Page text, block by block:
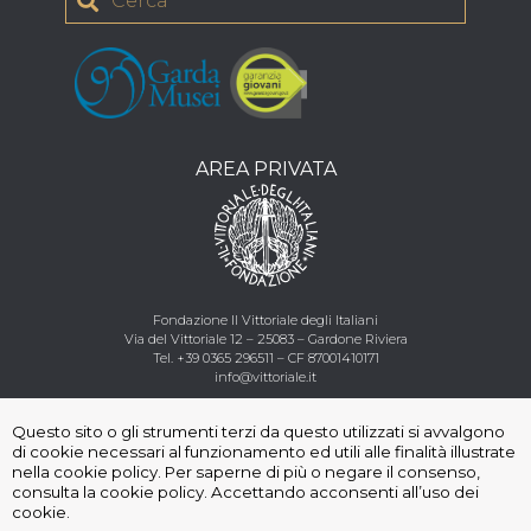
Questo sito o gli strumenti terzi da questo utilizzati si avvalgono
di cookie necessari al funzionamento ed utili alle finalità illustrate
nella cookie policy. Per saperne di più o negare il consenso,
consulta la cookie policy. Accettando acconsenti all’uso dei
cookie.
AREA PRIVATA
Fondazione Il Vittoriale degli Italiani
Via del Vittoriale 12 – 25083 – Gardone Riviera
Tel. +39 0365 296511 – CF87001410171
info@vittoriale.it
Seguici: